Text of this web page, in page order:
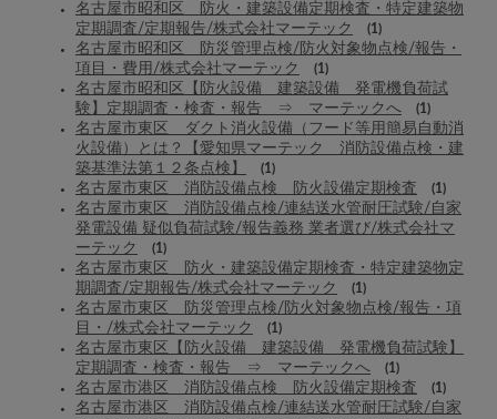
名古屋市昭和区 防火・建築設備定期検査・特定建築物
定期調査/定期報告/株式会社マーテック
(1)
名古屋市昭和区 防災管理点検/防火対象物点検/報告・
項目・費用/株式会社マーテック
(1)
名古屋市昭和区【防火設備 建築設備 発電機負荷試
験】定期調査・検査・報告 ⇒ マーテックへ
(1)
名古屋市東区 ダクト消火設備（フード等用簡易自動消
火設備）とは？【愛知県マーテック 消防設備点検・建
築基準法第１２条点検】
(1)
名古屋市東区 消防設備点検 防火設備定期検査 (1)
名古屋市東区 消防設備点検/連結送水管耐圧試験/自家
発電設備 疑似負荷試験/報告義務 業者選び/株式会社マ
ーテック
(1)
名古屋市東区 防火・建築設備定期検査・特定建築物定
期調査/定期報告/株式会社マーテック
(1)
名古屋市東区 防災管理点検/防火対象物点検/報告・項
目・/株式会社マーテック
(1)
名古屋市東区【防火設備 建築設備 発電機負荷試験】
定期調査・検査・報告 ⇒ マーテックへ
(1)
名古屋市港区 消防設備点検 防火設備定期検査 (1)
名古屋市港区 消防設備点検/連結送水管耐圧試験/自家